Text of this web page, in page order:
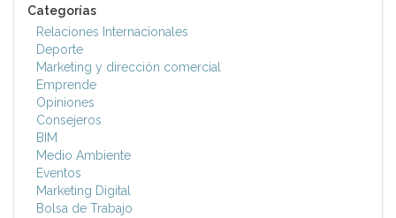
Categorías
Relaciones Internacionales
Deporte
Marketing y dirección comercial
Emprende
Opiniones
Consejeros
BIM
Medio Ambiente
Eventos
Marketing Digital
Bolsa de Trabajo